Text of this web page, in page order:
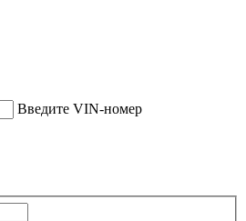
Введите VIN-номер